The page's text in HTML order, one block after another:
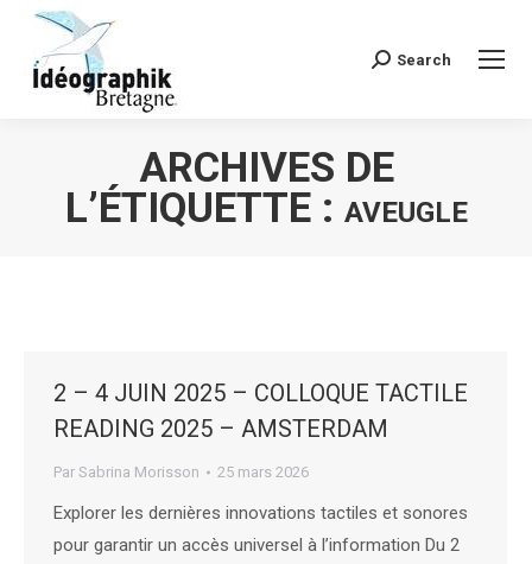
Recherche
Search
ARCHIVES DE
L’ÉTIQUETTE : AVEUGLE
2 – 4 JUIN 2025 – COLLOQUE TACTILE
READING 2025 – AMSTERDAM
Par Sabrina Morisson 25 mars 2026
Explorer les dernières innovations tactiles et sonores
pour garantir un accès universel à l’information Du 2